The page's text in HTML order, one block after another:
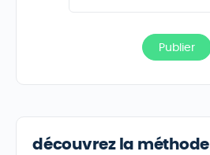
découvrez la méthode